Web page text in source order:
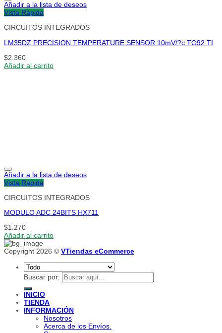
Añadir a la lista de deseos
Vista Rápida
CIRCUITOS INTEGRADOS
LM35DZ PRECISION TEMPERATURE SENSOR 10mV/?c TO92 TI
$2.360
Añadir al carrito
Añadir a la lista de deseos
Vista Rápida
CIRCUITOS INTEGRADOS
MODULO ADC 24BITS HX711
$1.270
Añadir al carrito
Copyright 2026 © VTiendas eCommerce
Buscar por:
INICIO
TIENDA
INFORMACIÓN
Nosotros
Acerca de los Envíos.